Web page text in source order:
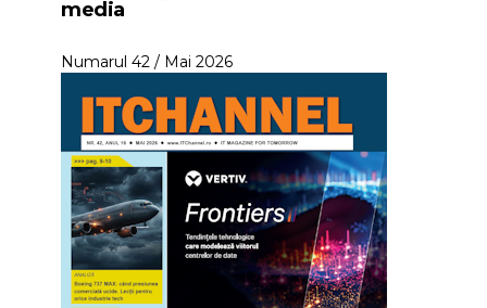
media
Numarul 42 / Mai 2026